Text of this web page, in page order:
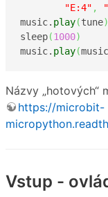
"E:4" ,
music. play(tune)
sleep(1000)
music. play(
Názvy „hotových“
https://microbit-
Vstup -